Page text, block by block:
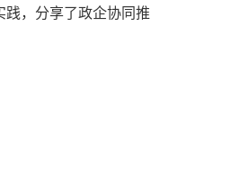
，分享了政企协同推